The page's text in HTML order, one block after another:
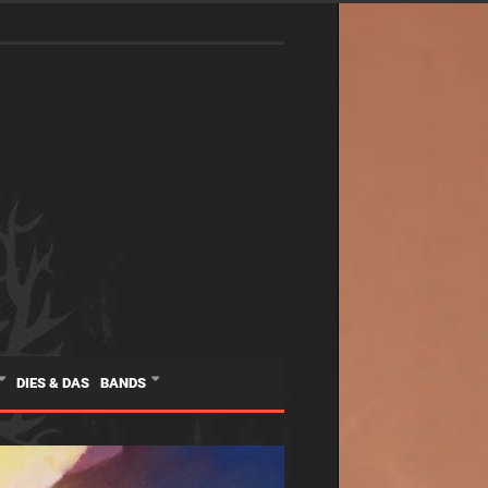
DIES & DAS BANDS